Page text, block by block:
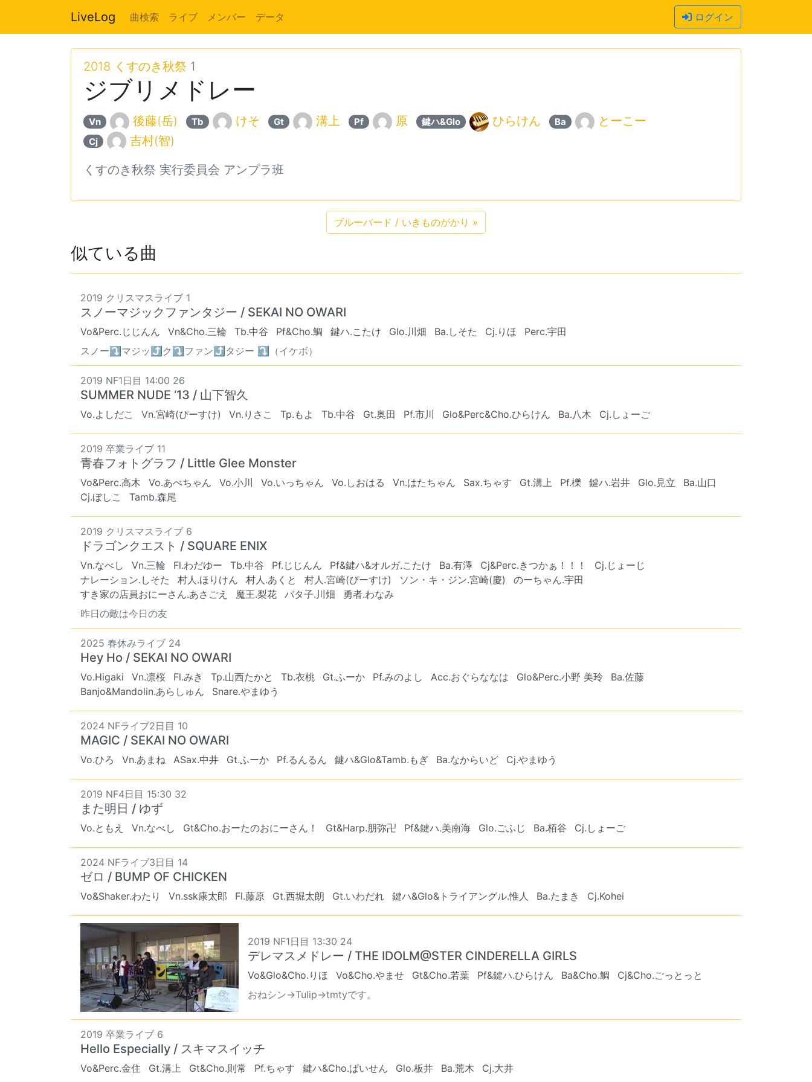
LiveLog 曲検索 ライブ メンバー データ ログイン
2018 くすのき秋祭 1
ジブリメドレー
Vn 後藤(岳) Tb けそ Gt 溝上 Pf 原 鍵ハ&Glo ひらけん Ba とーこー
Cj 吉村(智)
くすのき秋祭 実行委員会 アンプラ班
ブルーバード / いきものがかり »
似ている曲
2019 クリスマスライブ 1
スノーマジックファンタジー / SEKAI NO OWARI
Vo&Perc.じじんん Vn&Cho.三輪 Tb.中谷 Pf&Cho.鯛 鍵ハ.こたけ Glo.川畑 Ba.しそた Cj.りほ
Perc.宇田
スノー⤵︎マジッ⤴︎ク⤵︎ファン⤴︎タジー ⤵︎（イケボ）
2019 NF1日目 14:00 26
SUMMER NUDE ‘13 / 山下智久
Vo.よしだこ Vn.宮崎(ぴーすけ) Vn.りさこ Tp.もよ Tb.中谷 Gt.奥田 Pf.市川 Glo&Perc&Cho.ひらけん Ba.八木 Cj.しょーご
2019 卒業ライブ 11
青春フォトグラフ / Little Glee Monster
Vo&Perc.高木 Vo.あべちゃん Vo.小川 Vo.いっちゃん Vo.しおはる Vn.はたちゃん Sax.ちゃす Gt.溝上 Pf.櫟 鍵ハ.岩井 Glo.見立
Ba.山口
Cj.ぼしこ
Tamb.森尾
2019 クリスマスライブ 6
ドラゴンクエスト / SQUARE ENIX
Vn.なべし Vn.三輪 Fl.わだゆー Tb.中谷 Pf.じじんん Pf&鍵ハ&オルガ.こたけ Ba.有澤 Cj&Perc.きつかぁ！！！
Cj.じょーじ
ナレーション.しそた
村人.ほりけん 村人.あくと 村人.宮崎(ぴーすけ) ソン・キ・ジン.宮崎(慶)
のーちゃん.宇田
すき家の店員おにーさん.あさごえ
魔王.梨花 バタ子.川畑
勇者.わなみ
昨日の敵は今日の友
2025 春休みライブ 24
Hey Ho / SEKAI NO OWARI
Vo.Higaki Vn.凛桜 Fl.みき Tp.山西たかと Tb.衣桃 Gt.ふーか Pf.みのよし Acc.おぐらななは Glo&Perc.小野 美玲
Ba.佐藤
Banjo&Mandolin.あらしゅん
Snare.やまゆう
2024 NFライブ2日目 10
MAGIC / SEKAI NO OWARI
Vo.ひろ Vn.あまね ASax.中井 Gt.ふーか Pf.るんるん 鍵ハ&Glo&Tamb.もぎ Ba.なからいど Cj.やまゆう
2019 NF4日目 15:30 32
また明日 / ゆず
Vo.ともえ Vn.なべし Gt&Cho.おーたのおにーさん！ Gt&Harp.朋弥卍 Pf&鍵ハ.美南海 Glo.ごふじ Ba.栢谷 Cj.しょーご
2024 NFライブ3日目 14
ゼロ / BUMP OF CHICKEN
Vo&Shaker.わたり Vn.ssk康太郎 Fl.藤原 Gt.西堀太朗 Gt.いわだれ 鍵ハ&Glo&トライアングル.惟人 Ba.たまき Cj.Kohei
2019 NF1日目 13:30 24
デレマスメドレー / THE IDOLM@STER CINDERELLA GIRLS
Vo&Glo&Cho.りほ Vo&Cho.やませ Gt&Cho.若葉 Pf&鍵ハ.ひらけん Ba&Cho.鯛
Cj&Cho.ごっとっと
おねシン→Tulip→tmtyです。
2019 卒業ライブ 6
Hello Especially / スキマスイッチ
Vo&Perc.金住 Gt.溝上 Gt&Cho.則常 Pf.ちゃす 鍵ハ&Cho.ぱいせん Glo.板井 Ba.荒木 Cj.大井